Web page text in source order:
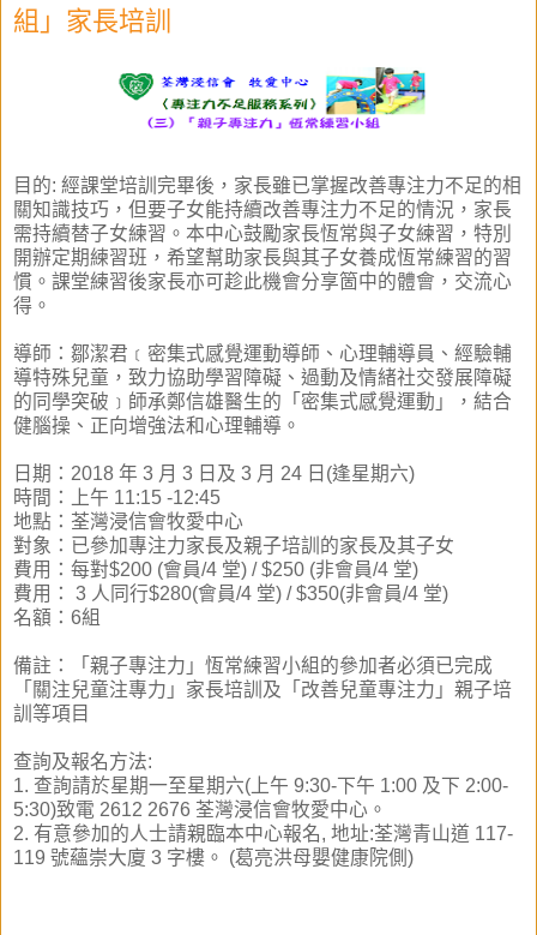
組」家長培訓
目的: 經課堂培訓完畢後，家長雖已掌握改善專注力不足的相
關知識技巧，但要子女能持續改善專注力不足的情況，家長
需持續替子女練習。本中心鼓勵家長恆常與子女練習，特別
開辦定期練習班，希望幫助家長與其子女養成恆常練習的習
慣。課堂練習後家長亦可趁此機會分享箇中的體會，交流心
得。
導師：鄒潔君﹝密集式感覺運動導師、心理輔導員、經驗輔
導特殊兒童，致力協助學習障礙、過動及情緒社交發展障礙
的同學突破﹞師承鄭信雄醫生的「密集式感覺運動」，結合
健腦操、正向增強法和心理輔導。
日期： 2018 年 3 月 3 日及 3 月 24 日(逢星期六)
時間：
上午 11:15 -12:45
地點：荃灣浸信會牧愛中心
對象： 已參加專注力家長及親子培訓的家長及其子女
費用： 每對$200 (會員/4 堂) / $250 (非會員/4 堂)
費用：
3 人同行$280(會員/4 堂) / $350(非會員/4 堂)
名額：6組
備註：「親子專注力」恆常練習小組的參加者必須已完成
「關注兒童注專力」家長培訓及「改善兒童專注力」 親子培
訓等項目
查詢及報名方法:
1. 查詢請於星期一至星期六(上午 9:30-下午 1:00 及下 2:00-
5:30)致電 2612 2676 荃灣浸信會牧愛中心。
2. 有意參加的人士請親臨本中心報名, 地址:荃灣青山道 117-
119 號蘊崇大廈 3 字樓。 (葛亮洪母嬰健康院側)